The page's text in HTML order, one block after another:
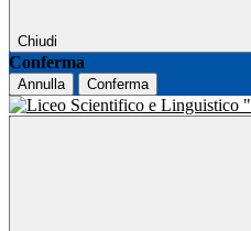
Chiudi
Conferma
Annulla Conferma